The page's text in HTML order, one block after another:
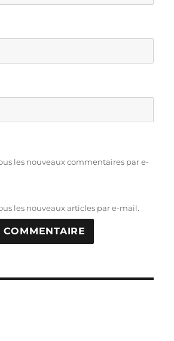
les nouveaux commentaires par e-
les nouveaux articles par e-mail.